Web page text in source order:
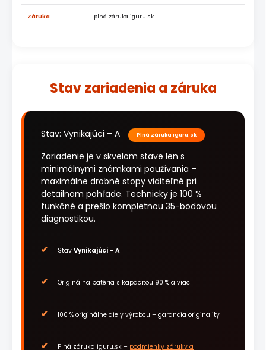
Záruka plná záruka iguru.sk
Stav zariadenia a záruka
Stav: Vynikajúci – A Plná záruka iguru.sk
Zariadenie je v skvelom stave len s
minimálnymi známkami používania –
maximálne drobné stopy viditeľné pri
detailnom pohľade. Technicky je 100 %
funkčné a prešlo kompletnou 35-bodovou
diagnostikou.
Stav Vynikajúci – A
Originálna batéria s kapacitou 90 % a viac
100 % originálne diely výrobcu – garancia originality
Plná záruka iguru.sk – podmienky záruky a